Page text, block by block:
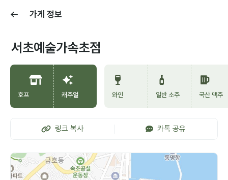
가게 정보
서초예술가속초점
호프 캐주얼 와인 일반 소주 국산 맥주
링크 복사 카톡 공유